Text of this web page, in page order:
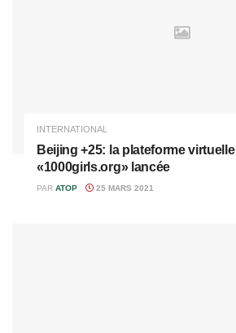
INTERNATIONAL
Beijing +25: la plateforme virtuelle
«1000girls.org» lancée
PAR ATOP 25 MARS 2021